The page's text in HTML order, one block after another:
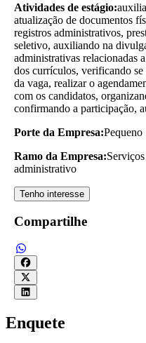
Atividades de estágio:
atualização de documentos
registros administrativos,
seletivo, auxiliando na
administrativas relacionadas
dos currículos, verificando se
da vaga, realizar o
com os candidatos,
confirmando a participação,
Porte da Empresa:Pequeno
Ramo da Empresa:
administrativo
Tenho interesse
Compartilhe
Enquete